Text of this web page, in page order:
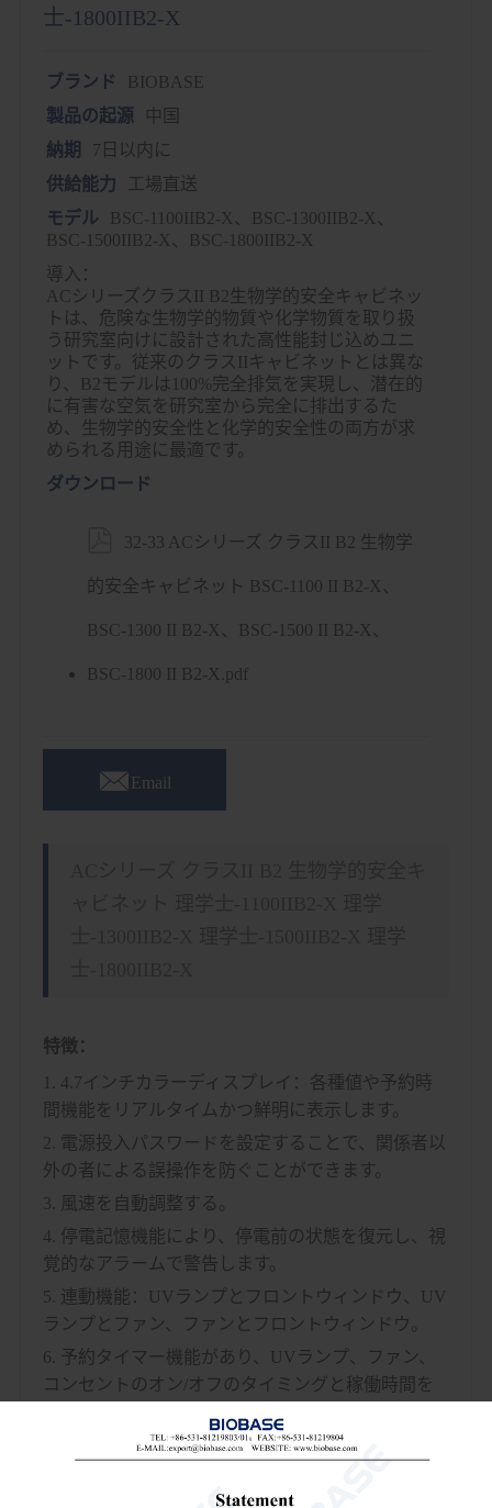
士-1800IIB2-X
ブランド
BIOBASE
製品の起源
中国
納期
7日以内に
供給能力
工場直送
モデル
BSC-1100IIB2-X、BSC-1300IIB2-X、
BSC-1500IIB2-X、BSC-1800IIB2-X
導入：
ACシリーズクラスII B2生物学的安全キャビネッ
トは、危険な生物学的物質や化学物質を取り扱
う研究室向けに設計された高性能封じ込めユニ
ットです。従来のクラスIIキャビネットとは異な
り、B2モデルは100%完全排気を実現し、潜在的
に有害な空気を研究室から完全に排出するた
め、生物学的安全性と化学的安全性の両方が求
められる用途に最適です。
ダウンロード
32-33 ACシリーズ クラスII B2 生物学
的安全キャビネット BSC-1100 II B2-X、
BSC-1300 II B2-X、BSC-1500 II B2-X、
BSC-1800 II B2-X.pdf
 Email
特徴：
1. 4.7インチカラーディスプレイ：各種値や予約時
間機能をリアルタイムかつ鮮明に表示します。
2. 電源投入パスワードを設定することで、関係者以
外の者による誤操作を防ぐことができます。
3. 風速を自動調整する。
4. 停電記憶機能により、停電前の状態を復元し、視
覚的なアラームで警告します。
5. 連動機能：UVランプとフロントウィンドウ、UV
ランプとファン、ファンとフロントウィンドウ。
6. 予約タイマー機能があり、UVランプ、ファン、
コンセントのオン/オフのタイミングと稼働時間を
7. 操作エリアの後部には、紙くずが空気ダクト内部